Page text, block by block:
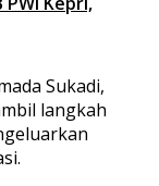
Sukadi,
langkah